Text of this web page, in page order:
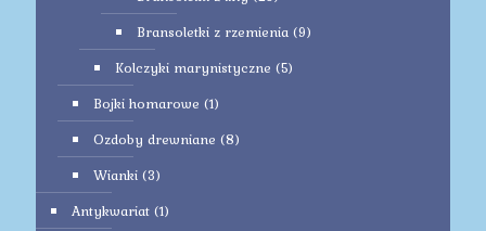
Bransoletki z rzemienia (9)
Kolczyki marynistyczne (5)
Bojki homarowe (1)
Ozdoby drewniane (8)
Wianki (3)
Antykwariat (1)